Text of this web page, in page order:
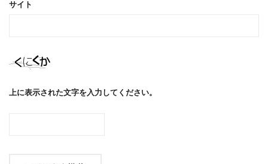
サイト
上に表示された文字を入力してください。